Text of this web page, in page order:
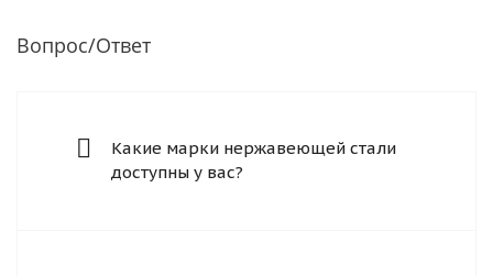
Вопрос/Ответ
Какие марки нержавеющей стали
доступны у вас?